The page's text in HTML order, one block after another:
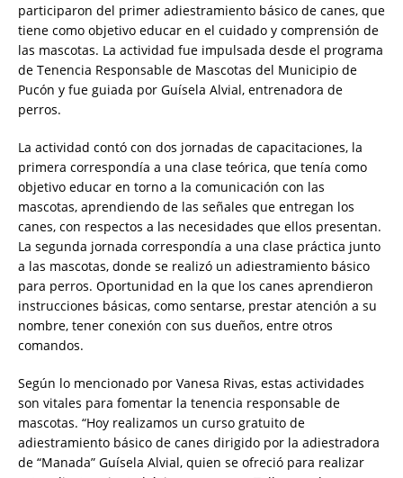
participaron del primer adiestramiento básico de canes, que
tiene como objetivo educar en el cuidado y comprensión de
las mascotas. La actividad fue impulsada desde el programa
de Tenencia Responsable de Mascotas del Municipio de
Pucón y fue guiada por Guísela Alvial, entrenadora de
perros.
La actividad contó con dos jornadas de capacitaciones, la
primera correspondía a una clase teórica, que tenía como
objetivo educar en torno a la comunicación con las
mascotas, aprendiendo de las señales que entregan los
canes, con respectos a las necesidades que ellos presentan.
La segunda jornada correspondía a una clase práctica junto
a las mascotas, donde se realizó un adiestramiento básico
para perros. Oportunidad en la que los canes aprendieron
instrucciones básicas, como sentarse, prestar atención a su
nombre, tener conexión con sus dueños, entre otros
comandos.
Según lo mencionado por Vanesa Rivas, estas actividades
son vitales para fomentar la tenencia responsable de
mascotas. “Hoy realizamos un curso gratuito de
adiestramiento básico de canes dirigido por la adiestradora
de “Manada” Guísela Alvial, quien se ofreció para realizar